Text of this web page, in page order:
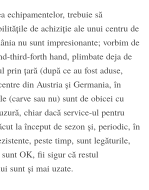
echipamentelor, trebuie să
de achiziție ale unui centru de
nu sunt impresionante; vorbim de
third-forth hand, plimbate deja de
prin țară (după ce au fost aduse,
din Austria și Germania, în
(carve sau nu) sunt de obicei cu
chiar dacă service-ul pentru
la început de sezon și, periodic, în
peste timp, sunt legăturile,
sunt OK, fii sigur că restul
sunt și mai uzate.